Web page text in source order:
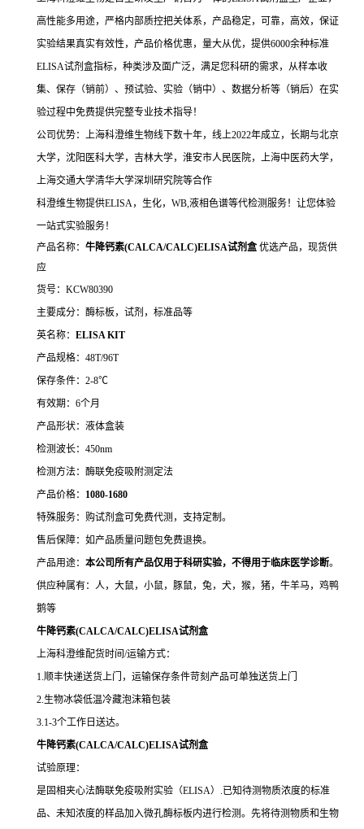
高性能多用途，严格内部质控把关体系，产品稳定，可靠，高效，保证
实验结果真实有效性，产品价格优惠，量大从优，提供6000余种标准
ELISA试剂盒指标，种类涉及面广泛，满足您科研的需求，从样本收
集、保存（销前）、预试验、实验（销中）、数据分析等（销后）在实
验过程中免费提供完整专业技术指导！
公司优势：上海科澄维生物线下数十年，线上2022年成立，长期与北京
大学，沈阳医科大学，吉林大学，淮安市人民医院，上海中医药大学，
上海交通大学清华大学深圳研究院等合作
科澄维生物提供ELISA，生化，WB,液相色谱等代检测服务！让您体验
一站式实验服务！
产品名称： 牛降钙素(CALCA/CALC)ELISA试剂盒 优选产品，现货供
应
货号：KCW80390
主要成分：酶标板，试剂，标准品等
英名称： ELISA KIT
产品规格：48T/96T
保存条件：2-8℃
有效期：6个月
产品形状：液体盒装
检测波长：450nm
检测方法：酶联免疫吸附测定法
产品价格： 1080-1680
特殊服务：购试剂盒可免费代测，支持定制。
售后保障：如产品质量问题包免费退换。
产品用途： 本公司所有产品仅用于科研实验，不得用于临床医学诊断。
供应种属有：人，大鼠，小鼠，豚鼠，兔，犬，猴，猪，牛羊马，鸡鸭
鹅等
牛降钙素(CALCA/CALC)ELISA试剂盒
上海科澄维配货时间/运输方式：
1.顺丰快递送货上门，运输保存条件苛刻产品可单独送货上门
2.生物冰袋低温冷藏泡沫箱包装
3.1-3个工作日送达。
牛降钙素(CALCA/CALC)ELISA试剂盒
试验原理：
是固相夹心法酶联免疫吸附实验（ELISA）.已知待测物质浓度的标准
品、未知浓度的样品加入微孔酶标板内进行检测。先将待测物质和生物